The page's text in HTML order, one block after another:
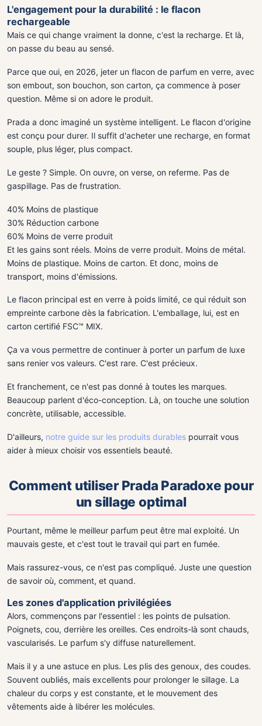
L'engagement pour la durabilité : le flacon
rechargeable
Mais ce qui change vraiment la donne, c'est la recharge. Et là,
on passe du beau au sensé.
Parce que oui, en 2026, jeter un flacon de parfum en verre, avec
son embout, son bouchon, son carton, ça commence à poser
question. Même si on adore le produit.
Prada a donc imaginé un système intelligent. Le flacon d'origine
est conçu pour durer. Il suffit d'acheter une recharge, en format
souple, plus léger, plus compact.
Le geste ? Simple. On ouvre, on verse, on referme. Pas de
gaspillage. Pas de frustration.
40% Moins de plastique
30% Réduction carbone
60% Moins de verre produit
Et les gains sont réels. Moins de verre produit. Moins de métal.
Moins de plastique. Moins de carton. Et donc, moins de
transport, moins d'émissions.
Le flacon principal est en verre à poids limité, ce qui réduit son
empreinte carbone dès la fabrication. L'emballage, lui, est en
carton certifié FSC™ MIX.
Ça va vous permettre de continuer à porter un parfum de luxe
sans renier vos valeurs. C'est rare. C'est précieux.
Et franchement, ce n'est pas donné à toutes les marques.
Beaucoup parlent d'éco-conception. Là, on touche une solution
concrète, utilisable, accessible.
D'ailleurs, notre guide sur les produits durables pourrait vous
aider à mieux choisir vos essentiels beauté.
Comment utiliser Prada Paradoxe pour
un sillage optimal
Pourtant, même le meilleur parfum peut être mal exploité. Un
mauvais geste, et c'est tout le travail qui part en fumée.
Mais rassurez-vous, ce n'est pas compliqué. Juste une question
de savoir où, comment, et quand.
Les zones d'application privilégiées
Alors, commençons par l'essentiel : les points de pulsation.
Poignets, cou, derrière les oreilles. Ces endroits-là sont chauds,
vascularisés. Le parfum s'y diffuse naturellement.
Mais il y a une astuce en plus. Les plis des genoux, des coudes.
Souvent oubliés, mais excellents pour prolonger le sillage. La
chaleur du corps y est constante, et le mouvement des
vêtements aide à libérer les molécules.